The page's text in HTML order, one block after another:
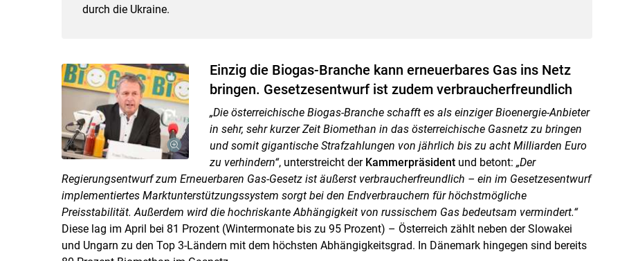
durch die Ukraine.
Einzig die Biogas-Branche kann erneuerbares Gas ins Netz
bringen. Gesetzesentwurf ist zudem verbraucherfreundlich
„Die österreichische Biogas-Branche schafft es als einziger Bioenergie-Anbieter
in sehr, sehr kurzer Zeit Biomethan in das österreichische Gasnetz zu bringen
und somit gigantische Strafzahlungen von jährlich bis zu acht Milliarden Euro
zu verhindern“, unterstreicht der Kammerpräsidentund betont: „Der
Regierungsentwurf zum Erneuerbaren Gas-Gesetz ist äußerst verbraucherfreundlich – ein im Gesetzesentwurf
implementiertes Marktunterstützungssystem sorgt bei den Endverbrauchern für höchstmögliche
Preisstabilität. Außerdem wird die hochriskante Abhängigkeit von russischem Gas bedeutsam vermindert.“
Diese lag im April bei 81 Prozent (Wintermonate bis zu 95 Prozent) – Österreich zählt neben der Slowakei
und Ungarn zu den Top 3-Ländern mit dem höchsten Abhängigkeitsgrad. In Dänemark hingegen sind bereits